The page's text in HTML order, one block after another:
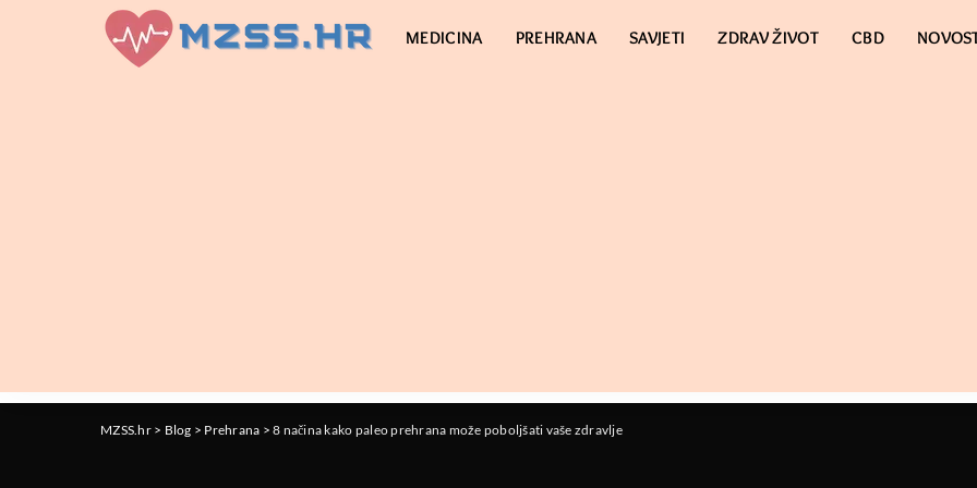
MEDICINA PREHRANA SAVJETI ZDRAV ŽIVOT CBD
MZSS.hr> Blog > Prehrana >8 načina kako paleo prehrana može poboljšati vaše zdravlje